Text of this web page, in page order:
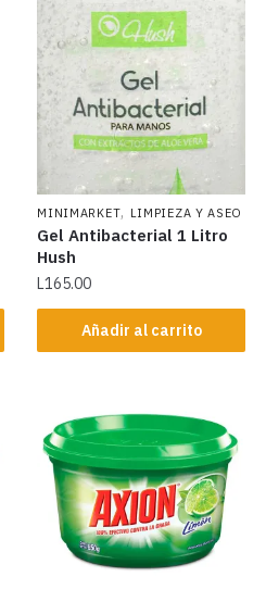
MINIMARKET, LIMPIEZA Y ASEO
Gel Antibacterial 1 Litro
Hush
L165.00
Añadir al carrito